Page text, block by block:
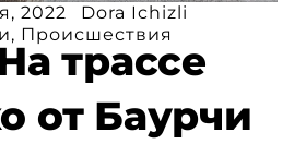
2022
Dora Ichizli
, Происшествия
трассе
от Баурчи